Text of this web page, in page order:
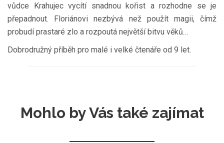
vůdce Krahujec vycítí snadnou kořist a rozhodne se je
přepadnout. Floriánovi nezbývá než použít magii, čímž
probudí prastaré zlo a rozpoutá největší bitvu věků…
Dobrodružný příběh pro malé i velké čtenáře od 9 let.
Mohlo by Vás také zajímat